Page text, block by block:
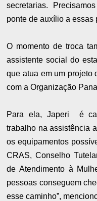
secretarias.
ponte de auxílio a essas
O momento de troca
assistente social do
que atua em um projeto
com a Organização
Para ela, Japeri é
trabalho na assistência
os equipamentos
CRAS, Conselho
de Atendimento à
pessoas conseguem
esse caminho”,